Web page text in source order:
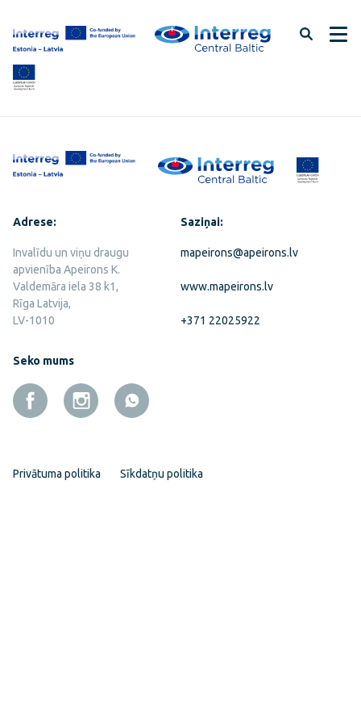
uz
lapas
saturu
Adrese:
Invalīdu un viņu draugu
apvienība Apeirons K.
Valdemāra iela 38 k1,
Rīga Latvija,
LV-1010
Saziņai:
mapeirons@apeirons.lv
www.mapeirons.lv
+371 22025922
Seko mums
Privātuma politika Sīkdatņu politika